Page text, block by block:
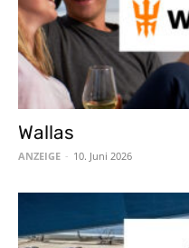
Wallas
ANZEIGE - 10. Juni 2026